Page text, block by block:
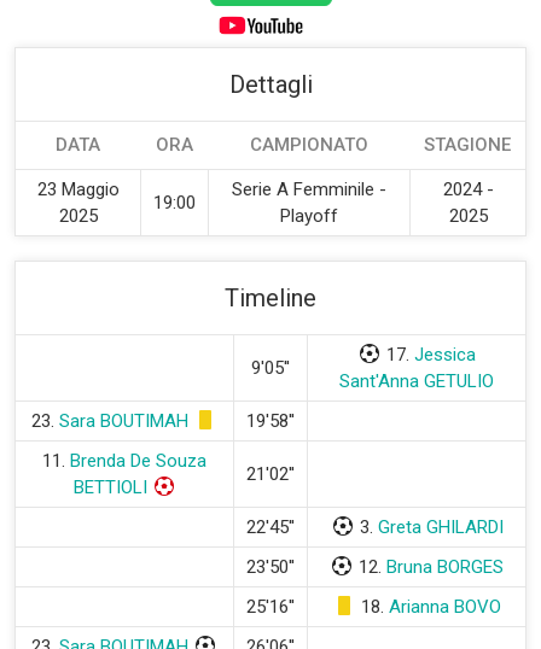
Dettagli
DATA ORA CAMPIONATO STAGIONE
23 Maggio
2025
19:00
Serie A Femminile -
Playoff
2024 -
2025
Timeline
9'05''
17. Jessica
Sant'Anna GETULIO
23. Sara BOUTIMAH
19'58''
11. Brenda De Souza
BETTIOLI
21'02''
22'45'' 3. Greta GHILARDI
23'50''
12. Bruna BORGES
25'16''
18. Arianna BOVO